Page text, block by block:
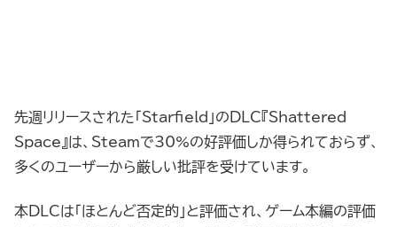
先週リリースされた「Starfield」のDLC『Shattered
Space』は、Steamで30%の好評価しか得られておらず、
多くのユーザーから厳しい批評を受けています。
本DLCは「ほとんど否定的」と評価され、ゲーム本編の評価